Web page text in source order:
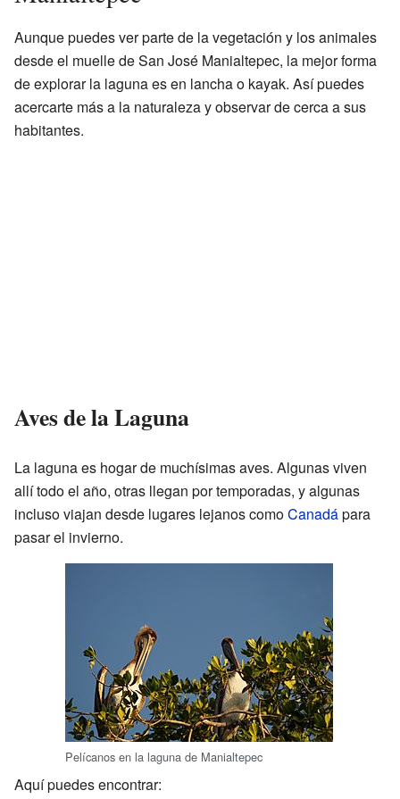
Aunque puedes ver parte de la vegetación y los animales
desde el muelle de San José Manialtepec, la mejor forma
de explorar la laguna es en lancha o kayak. Así puedes
acercarte más a la naturaleza y observar de cerca a sus
habitantes.
Aves de la Laguna
La laguna es hogar de muchísimas aves. Algunas viven
allí todo el año, otras llegan por temporadas, y algunas
incluso viajan desde lugares lejanos comoCanadápara
pasar el invierno.
Pelícanos en la laguna de Manialtepec
Aquí puedes encontrar: